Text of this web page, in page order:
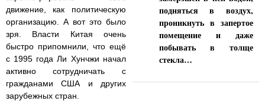
подняться в воздух,
проникнуть в запертое
помещение и даже
побывать в толще
стекла…
движение, как политическую
организацию. А вот это было
зря. Власти Китая очень
быстро припомнили, что ещё
с 1995 года Ли Хунчжи начал
активно сотрудничать с
гражданами США и других
зарубежных стран.